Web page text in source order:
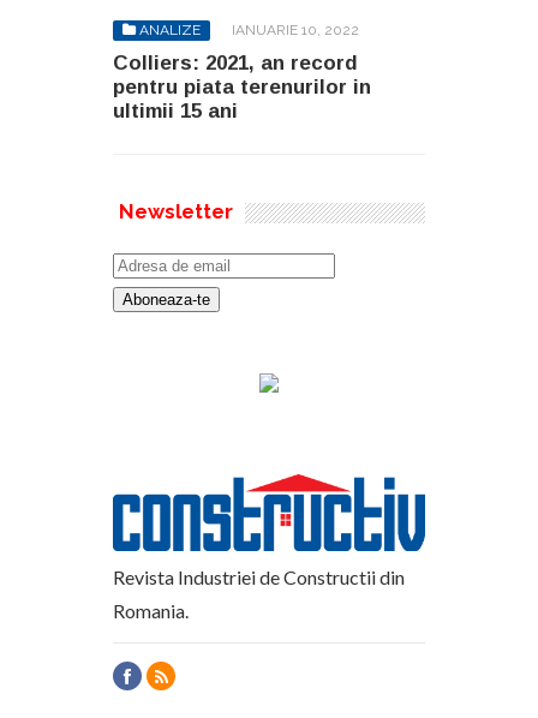
ANALIZE IANUARIE 10, 2022
Colliers: 2021, an record
pentru piata terenurilor in
ultimii 15 ani
Newsletter
Revista Industriei de Constructii din
Romania.